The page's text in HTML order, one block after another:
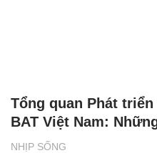
NHỊP SỐNG
Tổng quan Phát
BAT Việt Nam: